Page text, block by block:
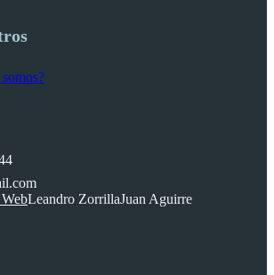
Leandro ZorrillaJuan Aguirre